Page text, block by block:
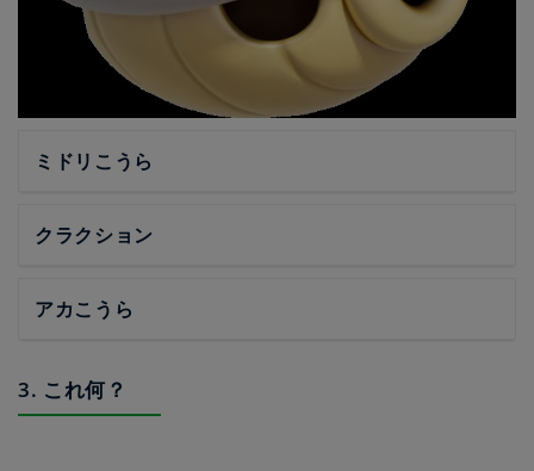
ミドリこうら
クラクション
アカこうら
3. これ何？